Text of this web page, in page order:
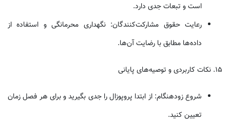
است و تبعات جدی دارد.
رعایت حقوق مشارکت‌کنندگان: نگهداری محرمانگی و استفاده از
داده‌ها مطابق با رضایت آن‌ها.
۱۵. نکات کاربردی و توصیه‌های پایانی
شروع زودهنگام: از ابتدا پروپوزال را جدی بگیرید و برای هر فصل زمان
تعیین کنید.